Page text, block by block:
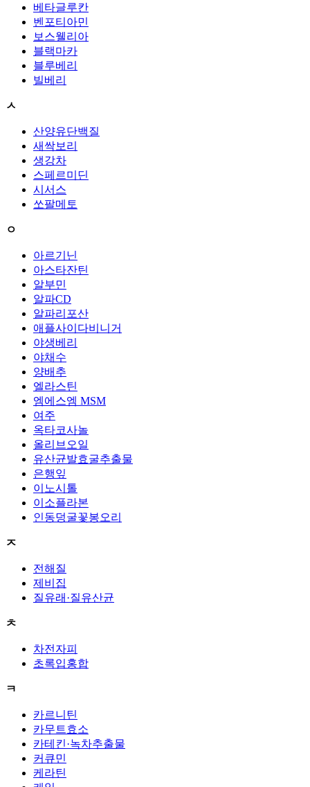
베타글루칸
벤포티아민
보스웰리아
블랙마카
블루베리
빌베리
ㅅ
산양유단백질
새싹보리
생강차
스페르미딘
시서스
쏘팔메토
ㅇ
아르기닌
아스타잔틴
알부민
알파CD
알파리포산
애플사이다비니거
야생베리
야채수
양배추
엘라스틴
엠에스엠 MSM
여주
옥타코사놀
올리브오일
유산균발효굴추출물
은행잎
이노시톨
이소플라본
인동덩굴꽃봉오리
ㅈ
전해질
제비집
질유래·질유산균
ㅊ
차전자피
초록입홍합
ㅋ
카르니틴
카무트효소
카테킨·녹차추출물
커큐민
케라틴